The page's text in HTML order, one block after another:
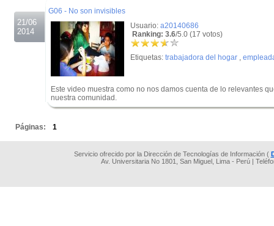
21/06
2014
G06 - No son invisibles
Usuario: a20140686
Ranking: 3.6/5.0 (17 votos)
Etiquetas: trabajadora del hogar ,
Este video muestra como no nos damos cuenta de lo relevantes
nuestra comunidad.
Páginas: 1
Servicio ofrecido por la Dirección de Tecnologías de Información (
Av. Universitaria No 1801, San Miguel, Lima - Perú |